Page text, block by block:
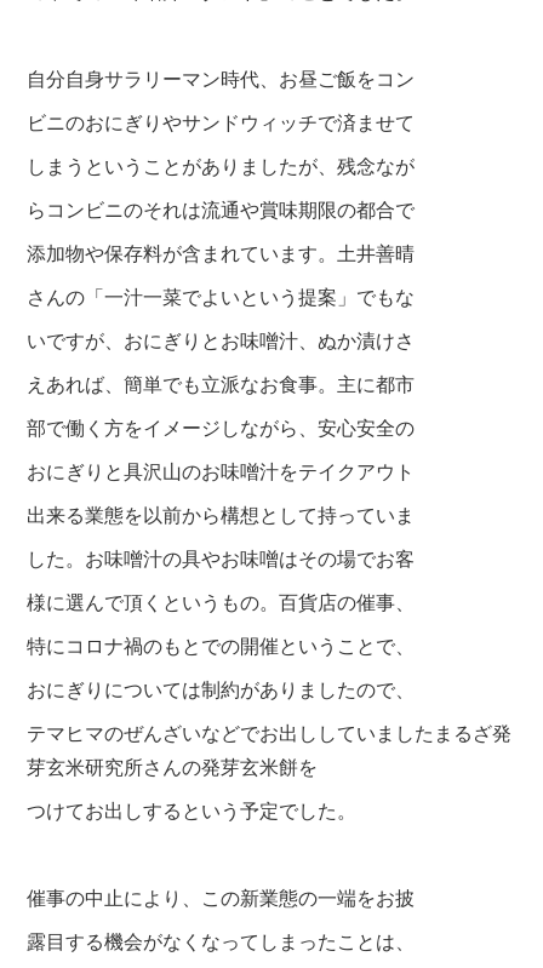
自分自身サラリーマン時代、お昼ご飯をコン
ビニのおにぎりやサン ドウィ ッチで済ませて
しまうということがありましたが、残念なが
らコンビニのそれは流通や賞味期限の都合で
添加物や保存料が含まれています。土井善晴
さんの「一汁一菜でよいという提案」でもな
いですが、おにぎりとお味噌汁、ぬか漬けさ
えあれば、簡単でも立派なお食事。主に都市
部で働く方をイメージしながら、安心安全の
おにぎりと具沢山のお味噌汁をテイクアウト
出来る業態を以前から構想として持っていま
した。お味噌汁の具やお味噌はその場でお客
様に選んで頂くというもの。百貨店の催事、
特にコロナ禍のもとでの開催ということで、
おにぎりについては制約がありましたので、
テマヒマのぜんざいなどでお出ししていましたまるざ発
芽玄米研究所さんの発芽玄米餅を
つけてお出しするという予定でした。
催事の中止により、この新業態の一端をお披
露目する機会がなくなってしまったことは、